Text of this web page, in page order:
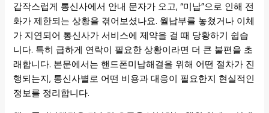
갑작스럽게 통신사에서 안내 문자가 오고, “미납”으로 인해 전
화가 제한되는 상황을 겪어보셨나요. 월납부를 놓쳤거나 이체
가 지연되어 통신사가 서비스에 제약을 걸 때 당황하기 쉽습
니다. 특히 급하게 연락이 필요한 상황이라면 더 큰 불편을 초
래합니다. 본문에서는 핸드폰미납해결을 위해 어떤 절차가 진
행되는지, 통신사별로 어떤 비용과 대응이 필요한지 현실적인
정보를 정리합니다.